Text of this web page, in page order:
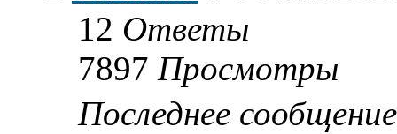
12 Ответы
7897 Просмотры
Последнее